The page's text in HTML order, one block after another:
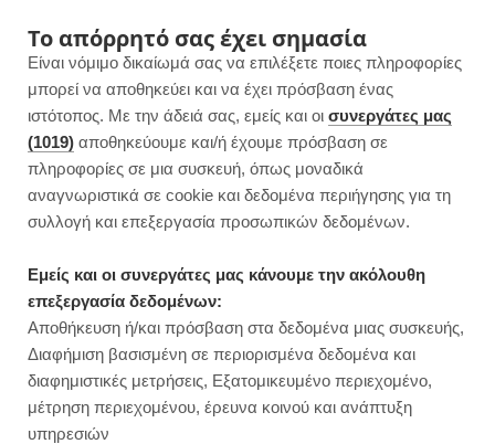
a
c
e
b
o
k
n
s
t
a
a
m
i
n
t
e
s
t
o
u
T
u
TAG
ΨΕΥΤΟΤΥΡΌΠΙΤΑ ΜΕ ΤΟΡΤΊΓΙΑ
Το απόρρητό σας έχει σημασία
Είναι νόμιμο δικαίωμά σας να επιλέξετε ποιες πληροφορίες
μπορεί να αποθηκεύει και να έχει πρόσβαση ένας
ιστότοπος. Με την άδειά σας, εμείς και οι συνεργάτες μας
(1019) αποθηκεύουμε και/ή έχουμε πρόσβαση σε
πληροφορίες σε μια συσκευή, όπως μοναδικά
αναγνωριστικά σε cookie και δεδομένα περιήγησης για τη
συλλογή και επεξεργασία προσωπικών δεδομένων.
Εμείς και οι συνεργάτες μας κάνουμε την ακόλουθη
επεξεργασία δεδομένων:
Αποθήκευση ή/και πρόσβαση στα δεδομένα μιας συσκευής,
Διαφήμιση βασισμένη σε περιορισμένα δεδομένα και
διαφημιστικές μετρήσεις, Εξατομικευμένο περιεχομένο,
μέτρηση περιεχομένου, έρευνα κοινού και ανάπτυξη
υπηρεσιών